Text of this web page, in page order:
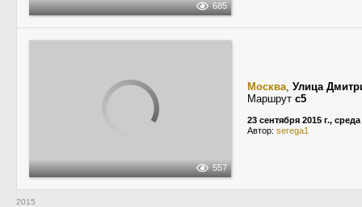
685
557
Москва, Улица
Маршрут с5
23 сентября 2015 г., среда
Автор: serega1
2015